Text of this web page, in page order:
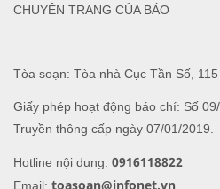
Tòa soạn: Tòa nhà Cục Tần Số,
Giấy phép hoạt động báo chí: Số
Truyền thông cấp ngày 07/01/2019.
Hotline nội dung: 0916118822
Email: toasoan@infonet.vn
CHUYÊN TRANG CỦA BÁO